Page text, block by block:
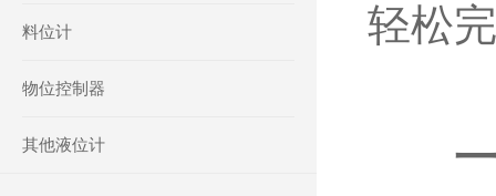
料位计
物位控制器
其他液位计
轻松